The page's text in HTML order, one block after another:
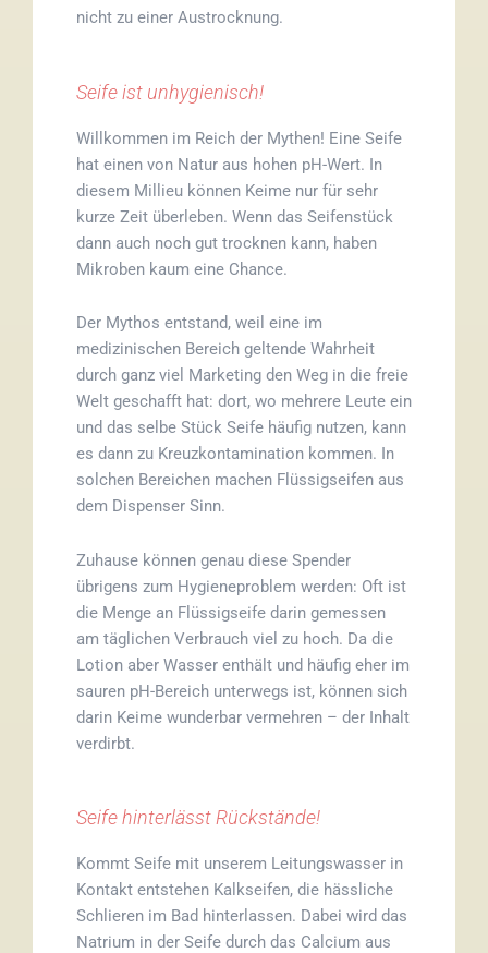
nicht zu einer Austrocknung.
Seife ist unhygienisch!
Willkommen im Reich der Mythen! Eine Seife
hat einen von Natur aus hohen pH-Wert. In
diesem Millieu können Keime nur für sehr
kurze Zeit überleben. Wenn das Seifenstück
dann auch noch gut trocknen kann, haben
Mikroben kaum eine Chance.
Der Mythos entstand, weil eine im
medizinischen Bereich geltende Wahrheit
durch ganz viel Marketing den Weg in die freie
Welt geschafft hat: dort, wo mehrere Leute ein
und das selbe Stück Seife häufig nutzen, kann
es dann zu Kreuzkontamination kommen. In
solchen Bereichen machen Flüssigseifen aus
dem Dispenser Sinn.
Zuhause können genau diese Spender
übrigens zum Hygieneproblem werden: Oft ist
die Menge an Flüssigseife darin gemessen
am täglichen Verbrauch viel zu hoch. Da die
Lotion aber Wasser enthält und häufig eher im
sauren pH-Bereich unterwegs ist, können sich
darin Keime wunderbar vermehren – der Inhalt
verdirbt.
Seife hinterlässt Rückstände!
Kommt Seife mit unserem Leitungswasser in
Kontakt entstehen Kalkseifen, die hässliche
Schlieren im Bad hinterlassen. Dabei wird das
Natrium in der Seife durch das Calcium aus